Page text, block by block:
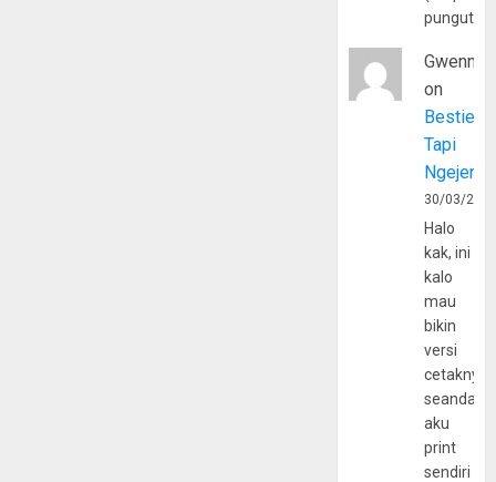
Gwenny
on
Bestie
Tapi
30/03/
Halo
kak, ini
kalo
mau
bikin
versi
cetaknya
aku
print
sendiri